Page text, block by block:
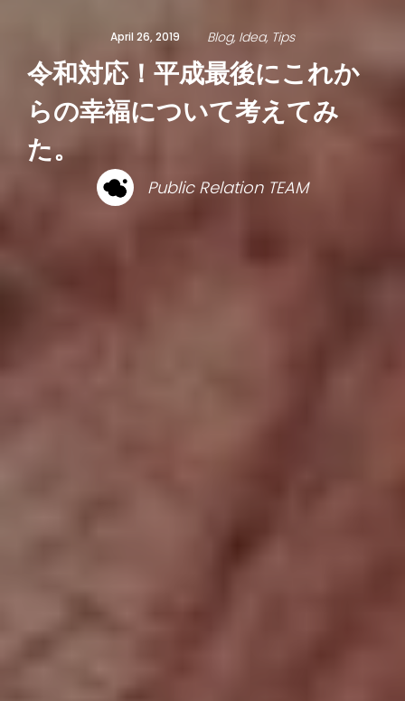
April 26, 2019 Blog Idea Tips
令和対応！平成最後にこれか
らの幸福について考えてみ
た。
Public Relation TEAM